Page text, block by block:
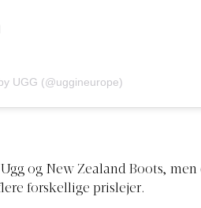
UGG (@uggineurope)
og New Zealand Boots, men
forskellige prislejer.